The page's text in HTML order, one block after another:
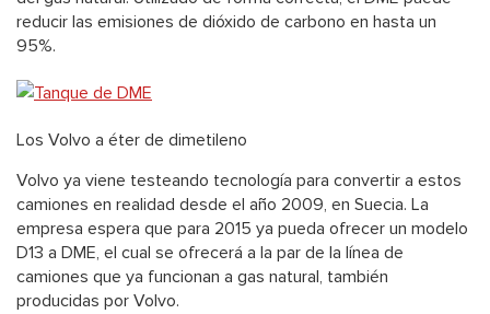
reducir las emisiones de dióxido de carbono en hasta un
95%.
Los Volvo a éter de dimetileno
Volvo ya viene testeando tecnología para convertir a estos
camiones en realidad desde el año 2009, en Suecia. La
empresa espera que para 2015 ya pueda ofrecer un modelo
D13 a DME, el cual se ofrecerá a la par de la línea de
camiones que ya funcionan a gas natural, también
producidas por Volvo.